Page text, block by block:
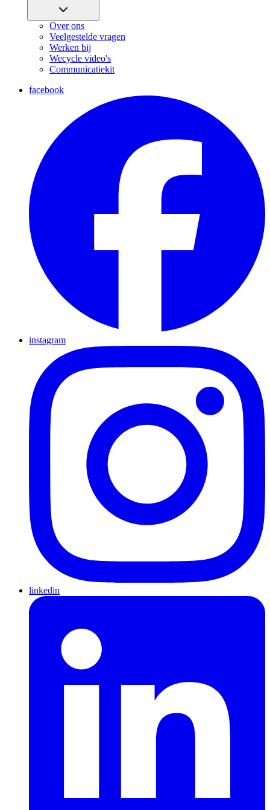
Over ons
Veelgestelde vragen
Werken bij
Wecycle video's
Communicatiekit
facebook
instagram
linkedin